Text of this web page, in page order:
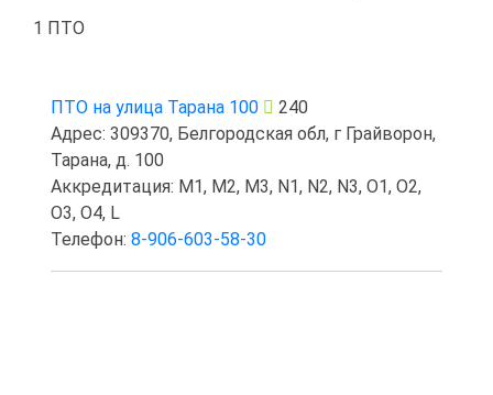
1 ПТО
ПТО на улица Тарана 100
240
Адрес: 309370, Белгородская обл, г Грайворон,
Тарана, д. 100
Аккредитация: M1, M2, M3, N1, N2, N3, O1, O2,
O3, O4, L
Телефон: 8-906-603-58-30